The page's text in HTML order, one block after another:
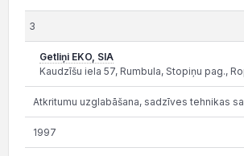
3
Getliņi EKO, SIA
Kaudzīšu iela 57, Rumbula, Stopiņu pag.,
Atkritumu uzglabāšana, sadzīves tehnikas
1997